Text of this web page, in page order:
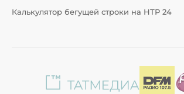
Калькулятор бегущей строки на НТР 24